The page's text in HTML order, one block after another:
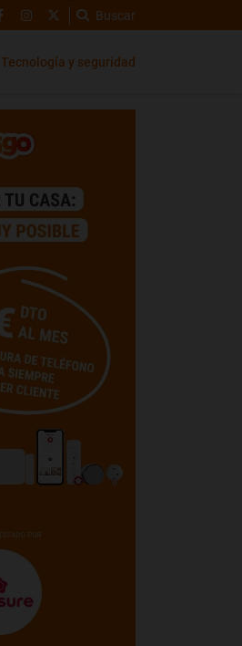
Buscar
Tecnología y seguridad